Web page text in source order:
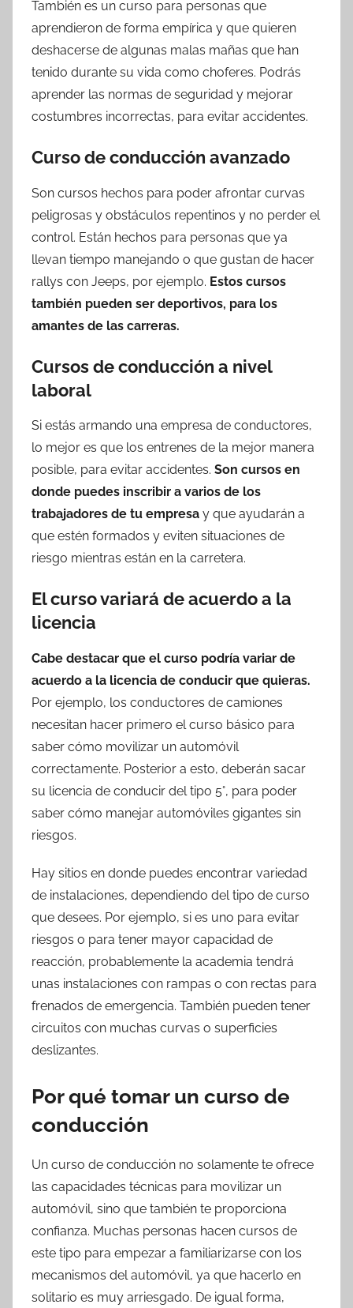
También es un curso para personas que
aprendieron de forma empírica y que quieren
deshacerse de algunas malas mañas que han
tenido durante su vida como choferes. Podrás
aprender las normas de seguridad y mejorar
costumbres incorrectas, para evitar accidentes.
Curso de conducción avanzado
Son cursos hechos para poder afrontar curvas
peligrosas y obstáculos repentinos y no perder el
control. Están hechos para personas que ya
llevan tiempo manejando o que gustan de hacer
rallys con Jeeps, por ejemplo. Estos cursos
también pueden ser deportivos, para los
amantes de las carreras.
Cursos de conducción a nivel
laboral
Si estás armando una empresa de conductores,
lo mejor es que los entrenes de la mejor manera
posible, para evitar accidentes. Son cursos en
donde puedes inscribir a varios de los
trabajadores de tu empresa y que ayudarán a
que estén formados y eviten situaciones de
riesgo mientras están en la carretera.
El curso variará de acuerdo a la
licencia
Cabe destacar que el curso podría variar de
acuerdo a la licencia de conducir que quieras.
Por ejemplo, los conductores de camiones
necesitan hacer primero el curso básico para
saber cómo movilizar un automóvil
correctamente. Posterior a esto, deberán sacar
su licencia de conducir del tipo 5°, para poder
saber cómo manejar automóviles gigantes sin
riesgos.
Hay sitios en donde puedes encontrar variedad
de instalaciones, dependiendo del tipo de curso
que desees. Por ejemplo, si es uno para evitar
riesgos o para tener mayor capacidad de
reacción, probablemente la academia tendrá
unas instalaciones con rampas o con rectas para
frenados de emergencia. También pueden tener
circuitos con muchas curvas o superficies
deslizantes.
Por qué tomar un curso de
conducción
Un curso de conducción no solamente te ofrece
las capacidades técnicas para movilizar un
automóvil, sino que también te proporciona
confianza. Muchas personas hacen cursos de
este tipo para empezar a familiarizarse con los
mecanismos del automóvil, ya que hacerlo en
solitario es muy arriesgado. De igual forma,